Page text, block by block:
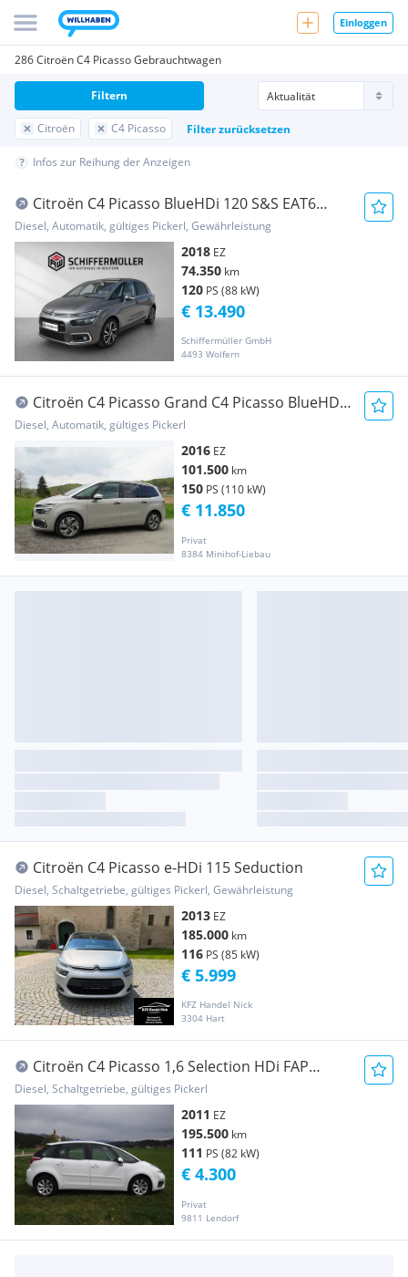
Einloggen
286 Citroën C4 Picasso Gebrauchtwagen
Citroën C4 Picasso Filter zurücksetzen
Filtern
Infos zur Reihung der Anzeigen
Citroën C4 Picasso BlueHDi 120 S&S EAT6
Shine
Diesel, Automatik, gültiges Pickerl, Gewährleistung
2018 EZ
74.350 km
120 PS (88 kW)
Schiffermüller GmbH
4493 Wolfern
€ 13.490
Citroën C4 Picasso Grand C4 Picasso BlueHDI
150 S&S EAT6 Shine
Diesel, Automatik, gültiges Pickerl
2016 EZ
101.500 km
150 PS (110 kW)
Privat
8384 Minihof-Liebau
€ 11.850
Citroën C4 Picasso e-HDi 115 Seduction
Diesel, Schaltgetriebe, gültiges Pickerl, Gewährleistung
2013 EZ
185.000 km
116 PS (85 kW)
KFZ Handel Nick
3304 Hart
€ 5.999
Citroën C4 Picasso 1,6 Selection HDi FAP
Selection §57a neu!! (bis18.08.2026 zu haben für
€ 4100.-
Diesel, Schaltgetriebe, gültiges Pickerl
2011 EZ
195.500 km
111 PS (82 kW)
Privat
9811 Lendorf
€ 4.300